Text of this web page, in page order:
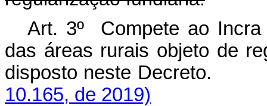
Art. 3º Compete ao Incra
das áreas rurais objeto de
disposto neste
10.165, de 2019)